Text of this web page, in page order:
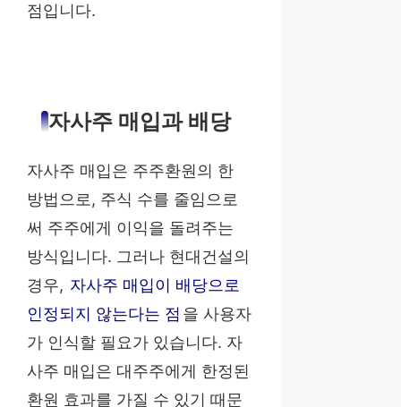
점입니다.
자사주 매입과 배당
자사주 매입은 주주환원의 한
방법으로, 주식 수를 줄임으로
써 주주에게 이익을 돌려주는
방식입니다. 그러나 현대건설의
경우, 자사주 매입이 배당으로
인정되지 않는다는 점 을 사용자
가 인식할 필요가 있습니다. 자
사주 매입은 대주주에게 한정된
환원 효과를 가질 수 있기 때문